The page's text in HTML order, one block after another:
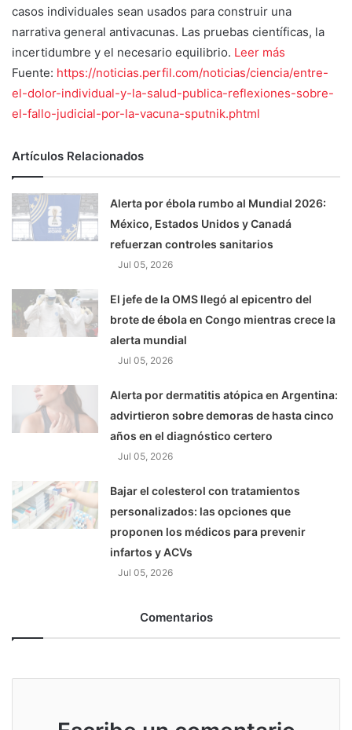
casos individuales sean usados para construir una
narrativa general antivacunas. Las pruebas científicas, la
incertidumbre y el necesario equilibrio. Leer más
Fuente: https://noticias.perfil.com/noticias/ciencia/entre-
el-dolor-individual-y-la-salud-publica-reflexiones-sobre-
el-fallo-judicial-por-la-vacuna-sputnik.phtml
Artículos Relacionados
Alerta por ébola rumbo al Mundial 2026:
México, Estados Unidos y Canadá
refuerzan controles sanitarios
Jul 05, 2026
El jefe de la OMS llegó al epicentro del
brote de ébola en Congo mientras crece la
alerta mundial
Jul 05, 2026
Alerta por dermatitis atópica en Argentina:
advirtieron sobre demoras de hasta cinco
años en el diagnóstico certero
Jul 05, 2026
Bajar el colesterol con tratamientos
personalizados: las opciones que
proponen los médicos para prevenir
infartos y ACVs
Jul 05, 2026
Comentarios